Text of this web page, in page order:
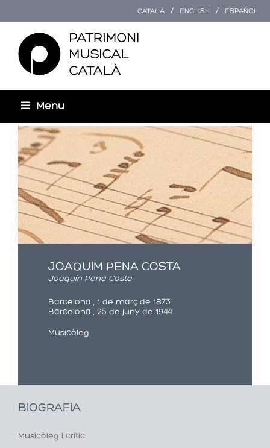
CATALÀ ENGLISH ESPAÑOL
Menu
Esteu aquí
JOAQUIM PENA COSTA
Joaquín Pena Costa
Barcelona , 1 de març de 1873
Barcelona , 25 de juny de 1944
Musicòleg
BIOGRAFIA
Musicòleg i crític